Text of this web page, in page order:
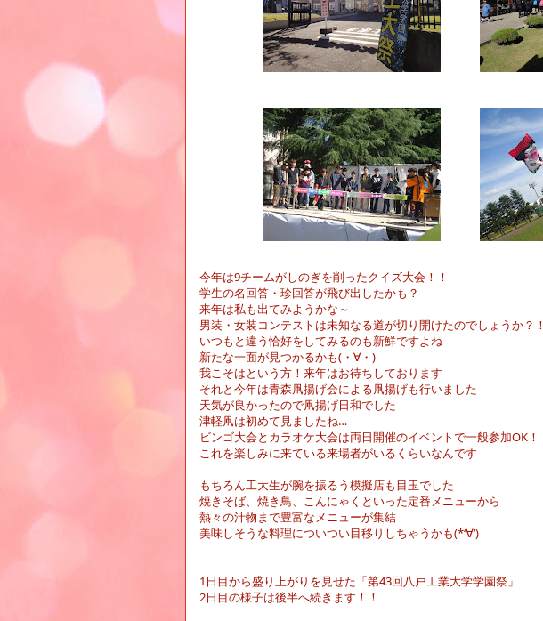
今年は9チームがしのぎを削ったクイズ大会！！
学生の名回答・珍回答が飛び出したかも？
来年は私も出てみようかな～
男装・女装コンテストは未知なる道が切り開けたのでしょうか？！
いつもと違う恰好をしてみるのも新鮮ですよね
新たな一面が見つかるかも( ・∀・ )
我こそはという方！来年はお待ちしております
それと今年は青森凧揚げ会による凧揚げも行いました
天気が良かったので凧揚げ日和でした
津軽凧は初めて見ましたね…
ビンゴ大会とカラオケ大会は両日開催のイベントで一般参加OK ！
これを楽しみに来ている来場者がいるくらいなんです
もちろん工大生が腕を振るう模擬店も目玉でした
焼きそば、焼き鳥、こんにゃくといった定番メニューから
熱々の汁物まで豊富なメニューが集結
美味しそうな料理についつい目移りしちゃうかも(*‘∀‘)
1 日目から盛り上がりを見せた「第43回八戸工業大学学園祭」
2日目の様子は後半へ続きます！！